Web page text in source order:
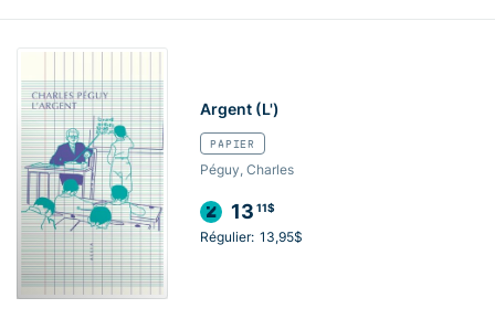
Argent (L')
PAPIER
Péguy, Charles
13 11$
Régulier: 13,95$